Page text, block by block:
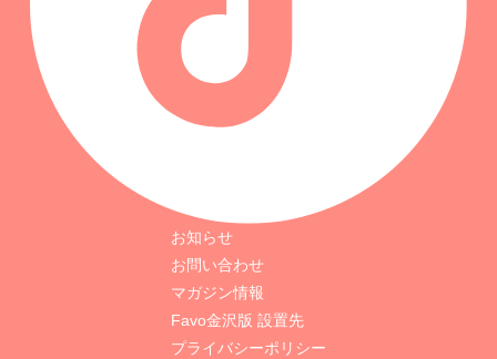
お知らせ
お問い合わせ
マガジン情報
Favo金沢版 設置先
プライバシーポリシー